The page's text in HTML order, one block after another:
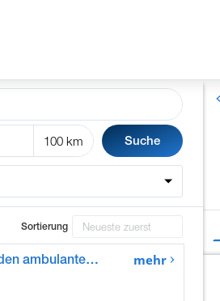
Suche
Sortierung
Pflegefachkraft (m/w/d) für den ambulanten Pflegedienst Wiesent mehr